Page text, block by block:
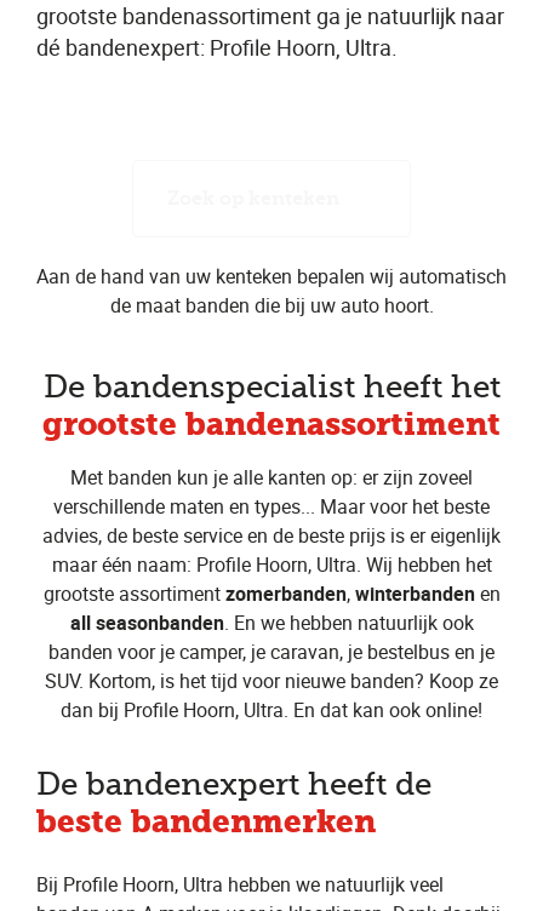
grootste bandenassortiment ga je natuurlijk naar
dé bandenexpert: Profile Hoorn, Ultra.
Aan de hand van uw kenteken bepalen wij automatisch
de maat banden die bij uw auto hoort.
De bandenspecialist heeft het
grootste bandenassortiment
Met banden kun je alle kanten op: er zijn zoveel
verschillende maten en types... Maar voor het beste
advies, de beste service en de beste prijs is er eigenlijk
maar één naam: Profile Hoorn, Ultra. Wij hebben het
grootste assortimentzomerbanden,winterbandenen
all seasonbanden. En we hebben natuurlijk ook
banden voor je camper, je caravan, je bestelbus en je
SUV. Kortom, is het tijd voor nieuwe banden? Koop ze
dan bij Profile Hoorn, Ultra. En dat kan ook online!
De bandenexpert heeft de
beste bandenmerken
Bij Profile Hoorn, Ultra hebben we natuurlijk veel